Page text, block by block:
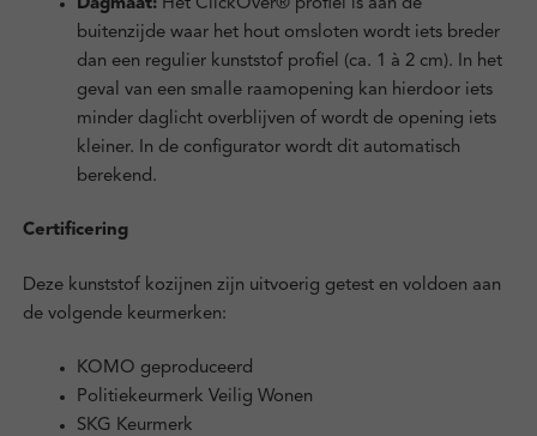
Dagmaat:Het ClickOver® profiel is aan de
buitenzijde waar het hout omsloten wordt iets breder
dan een regulier kunststof profiel (ca. 1 à 2 cm). In het
geval van een smalle raamopening kan hierdoor iets
minder daglicht overblijven of wordt de opening iets
kleiner. In de configurator wordt dit automatisch
berekend.
Certificering
Deze kunststof kozijnen zijn uitvoerig getest en voldoen aan
de volgende keurmerken:
KOMO geproduceerd
Politiekeurmerk Veilig Wonen
SKG Keurmerk